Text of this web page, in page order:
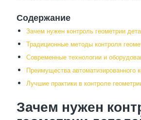
Содержание
Зачем нужен контроль геометрии
Традиционные методы контроля
Современные технологии и
Преимущества автоматизированного
Лучшие практики в контроле
Зачем нужен